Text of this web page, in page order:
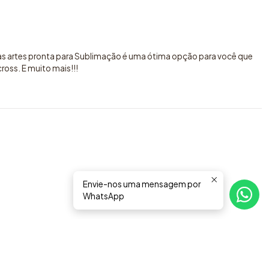
artes pronta para Sublimação é uma ótima opção para você que
E muito mais!!!
Envie-nos uma mensagem por
WhatsApp